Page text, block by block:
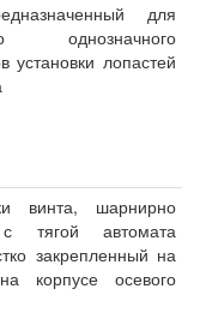
для
однозначного
установки лопастей
винта, шарнирно
тягой автомата
закрепленный на
корпусе осевого